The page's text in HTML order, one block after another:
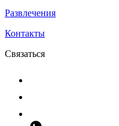
Развлечения
Контакты
Связаться